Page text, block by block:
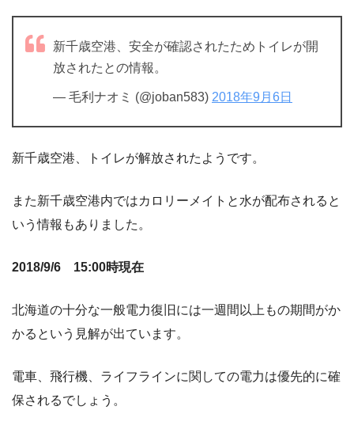
新千歳空港、安全が確認されたためトイレが開
放されたとの情報。
— 毛利ナオミ (@joban583) 2018年9月6日
新千歳空港、トイレが解放されたようです。
また新千歳空港内ではカロリーメイトと水が配布されると
いう情報もありました。
2018/9/6 15:00時現在
北海道の十分な一般電力復旧には一週間以上もの期間がか
かるという見解が出ています。
電車、飛行機、ライフラインに関しての電力は優先的に確
保されるでしょう。